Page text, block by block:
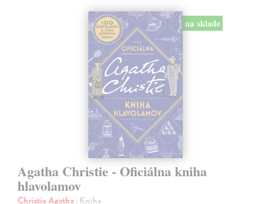
na sklade
Agatha Christie - Oficiálna kniha
hlavolamov
Christie Agatha| Kniha